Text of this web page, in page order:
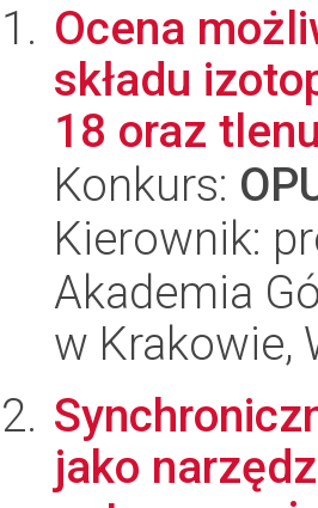
Ocena
składu
18 oraz
Konkurs:
Kierownik:
Akademia
w Krakowie,
jako